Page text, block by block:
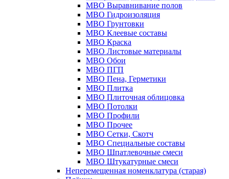
МВО Выравнивание полов
МВО Гидроизоляция
МВО Грунтовки
МВО Клеевые составы
МВО Краска
МВО Листовые материалы
МВО Обои
МВО ПГП
МВО Пена, Герметики
МВО Плитка
МВО Плиточная облицовка
МВО Потолки
МВО Профили
МВО Прочее
МВО Сетки, Скотч
МВО Специальные составы
МВО Шпатлевочные смеси
МВО Штукатурные смеси
Неперемещенная номенклатура (старая)